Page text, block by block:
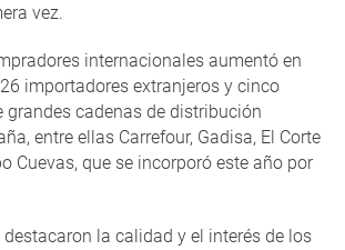
vez.
internacionales aumentó en
importadores extranjeros y cinco
grandes cadenas de distribución
entre ellas Carrefour, Gadisa, El Corte
Cuevas, que se incorporó este año por
la calidad y el interés de los